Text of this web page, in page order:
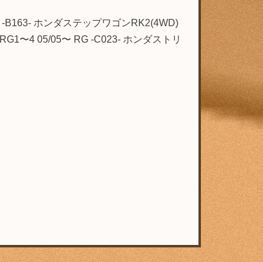
B163- ホンダステップワゴンRK2(4WD)
〜4 05/05〜 RG -C023- ホンダストリ